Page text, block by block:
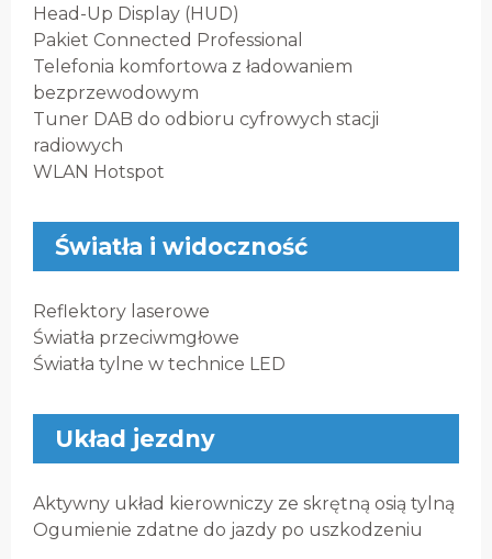
Head-Up Display (HUD)
Pakiet Connected Professional
Telefonia komfortowa z ładowaniem
bezprzewodowym
Tuner DAB do odbioru cyfrowych stacji
radiowych
WLAN Hotspot
Światła i widoczność
Reflektory laserowe
Światła przeciwmgłowe
Światła tylne w technice LED
Układ jezdny
Aktywny układ kierowniczy ze skrętną osią tylną
Ogumienie zdatne do jazdy po uszkodzeniu